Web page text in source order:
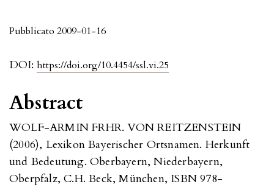
DOI: https://doi.org/10.4454/ssl.vi.25
Pubblicato 2009-01-16
Abstract
WOLF-ARMIN FRHR. VON REITZENSTEIN
(2006), Lexikon Bayerischer Ortsnamen. Herkunft
und Bedeutung. Oberbayern, Niederbayern,
Oberpfalz, C.H. Beck, München, ISBN 978-